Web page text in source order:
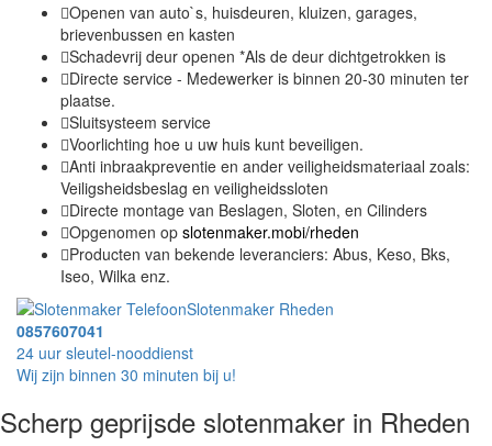
Openen van auto`s, huisdeuren, kluizen, garages,
brievenbussen en kasten
Schadevrij deur openen *Als de deur dichtgetrokken is
Directe service - Medewerker is binnen 20-30 minuten ter
plaatse.
Sluitsysteem service
Voorlichting hoe u uw huis kunt beveiligen.
Anti inbraakpreventie en ander veiligheidsmateriaal zoals:
Veiligsheidsbeslag en veiligheidssloten
Directe montage van Beslagen, Sloten, en Cilinders
Opgenomen op slotenmaker.mobi/rheden
Producten van bekende leveranciers: Abus, Keso, Bks,
Iseo, Wilka enz.
Slotenmaker Rheden
0857607041
24 uur sleutel-nooddienst
Wij zijn binnen 30 minuten bij u!
Scherp geprijsde slotenmaker in Rheden